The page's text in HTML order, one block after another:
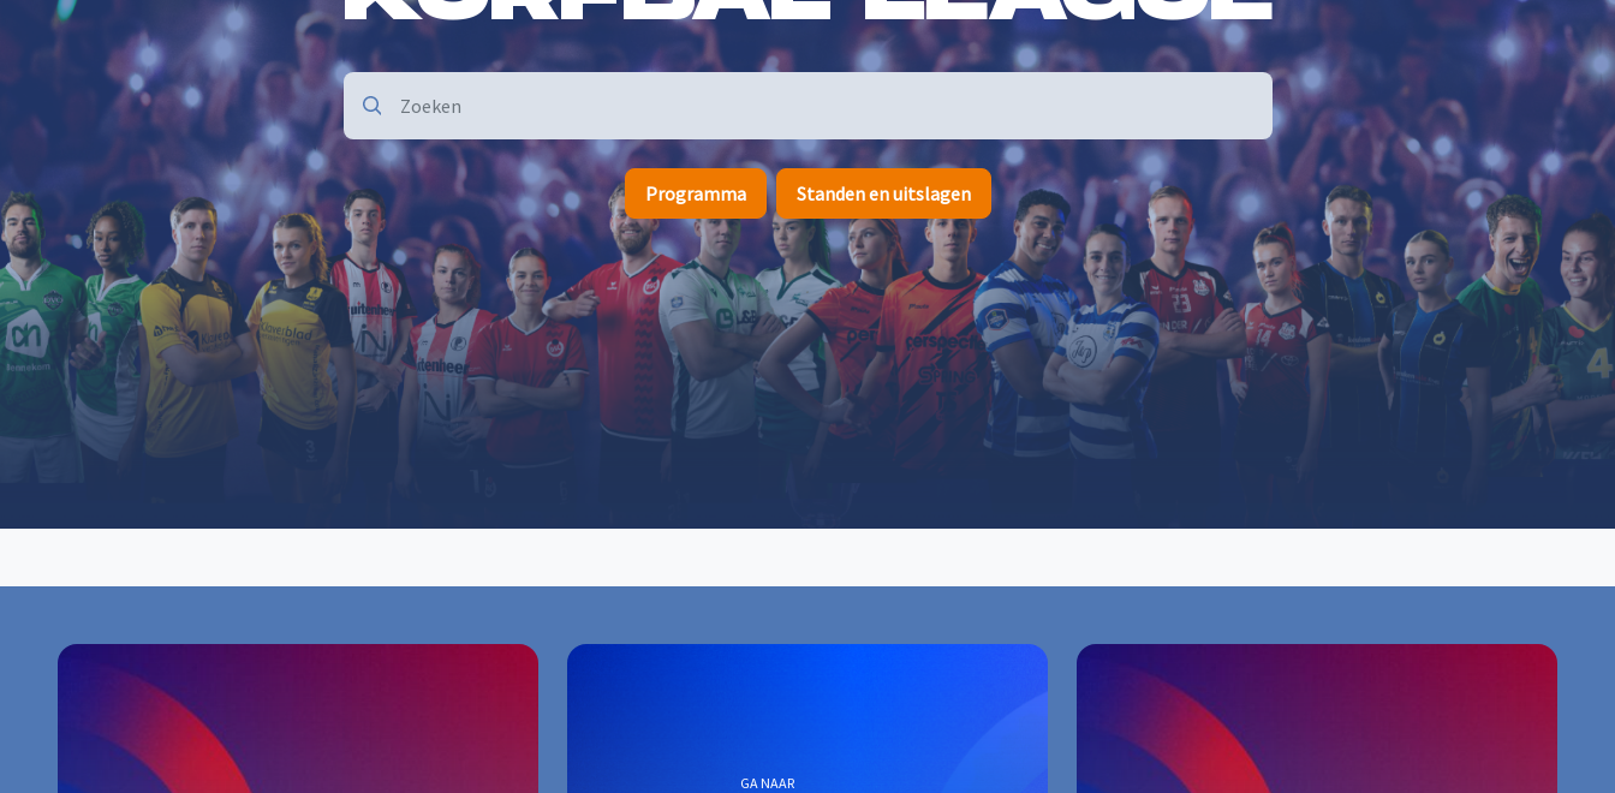
Programma Standen en uitslagen
GA NAAR